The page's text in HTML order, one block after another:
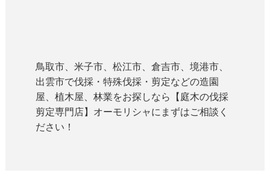
鳥取市、米子市、松江市、倉吉市、境港市、
出雲市で伐採・特殊伐採・剪定などの造園
屋、植木屋、林業をお探しなら【庭木の伐採
剪定専門店】オーモリシャにまずはご相談く
ださい！